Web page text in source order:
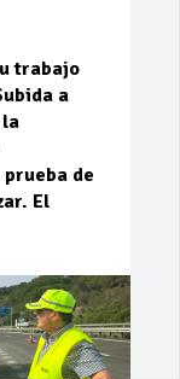
trabajo
a
de
El